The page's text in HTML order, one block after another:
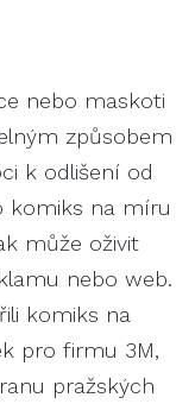
nebo maskoti
způsobem
k odlišení od
komiks na míru
může oživit
nebo web.
komiks na
pro firmu 3M,
pražských